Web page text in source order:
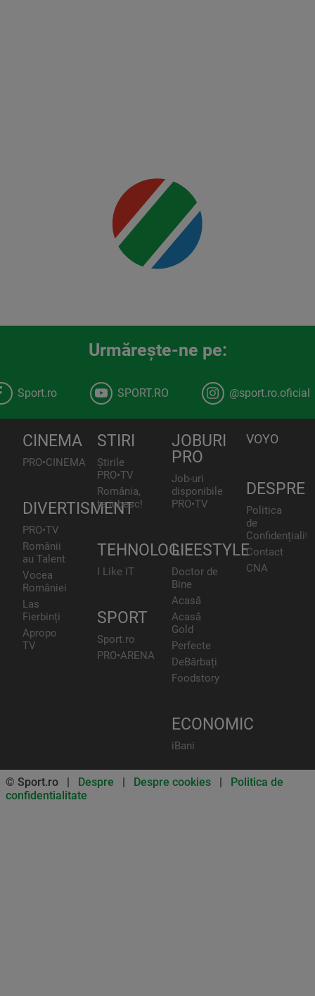
Urmăreşte-ne pe:
Sport.ro SPORT.RO @sport.ro.oficial
CINEMA
PRO•CINEMA
DIVERTISMENT
PRO•TV
Românii
au Talent
Vocea
României
Las
Fierbinți
Apropo
TV
STIRI
Știrile
PRO•TV
România,
te iubesc!
TEHNOLOGIE
I Like IT
SPORT
Sport.ro
PRO•ARENA
JOBURI
PRO
Job-uri
disponibile
PRO•TV
LIFESTYLE
Doctor de
Bine
Acasă
Acasă
Gold
Perfecte
DeBărbați
Foodstory
ECONOMIC
iBani
VOYO
DESPRE
Politica
de
Contact
CNA
© Sport.ro | Despre | Despre cookies | Politica de
confidentialitate